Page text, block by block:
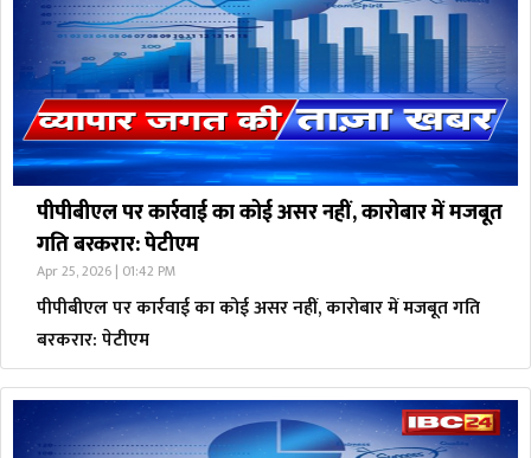
पीपीबीएल पर कार्रवाई का कोई असर नहीं, कारोबार में मजबूत
गति बरकरार: पेटीएम
Apr 25, 2026 | 01:42 PM
पीपीबीएल पर कार्रवाई का कोई असर नहीं, कारोबार में मजबूत गति
बरकरार: पेटीएम